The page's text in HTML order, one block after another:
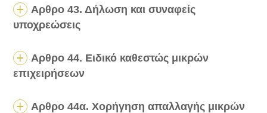
Αρθρο 43. Δήλωση και συναφείς
υποχρεώσεις
Αρθρο 44. Ειδικό καθεστώς μικρών
επιχειρήσεων
Αρθρο 44α. Χορήγηση απαλλαγής μικρών